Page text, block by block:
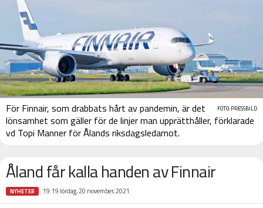
FOTO: PRESSBILD
För Finnair, som drabbats hårt av pandemin, är det
lönsamhet som gäller för de linjer man upprätthåller, förklarade
vd Topi Manner för Ålands riksdagsledamot.
Åland får kalla handen av Finnair
NYHETER 19:19 lördag, 20 november, 2021